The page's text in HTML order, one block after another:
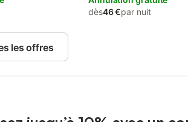
dès46 €par nuit
les offres